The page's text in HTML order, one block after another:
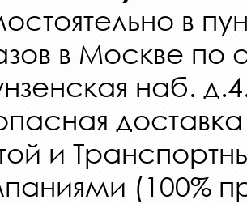
в
в Москве по
наб.
и
(100%